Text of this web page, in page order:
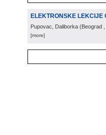
ELEKTRONSKE LEKCIJE
Pupovac, Daliborka (Beograd
[more]